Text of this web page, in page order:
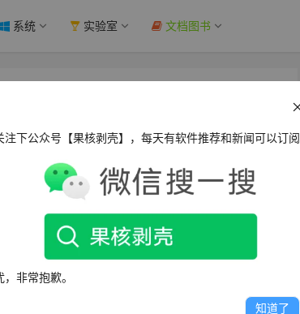
系统 实验室 文档图书
尽后仍能显示时间 - 果核剥
仍显示时间和电量图标，并支持“查找我的
动虽小，却极大提升了用户体验。
下公众号【果核剥壳】，每天有软件推荐和新闻可以订阅
非常抱歉。
知道了